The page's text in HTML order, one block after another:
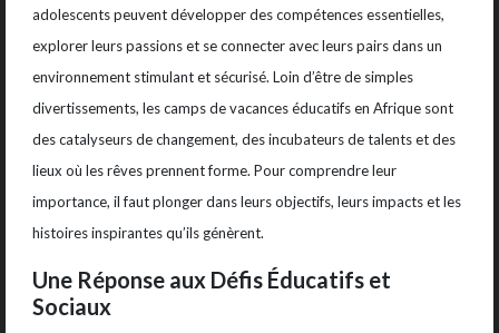
adolescents peuvent développer des compétences essentielles,
explorer leurs passions et se connecter avec leurs pairs dans un
environnement stimulant et sécurisé. Loin d’être de simples
divertissements, les camps de vacances éducatifs en Afrique sont
des catalyseurs de changement, des incubateurs de talents et des
lieux où les rêves prennent forme. Pour comprendre leur
importance, il faut plonger dans leurs objectifs, leurs impacts et les
histoires inspirantes qu’ils génèrent.
Une Réponse aux Défis Éducatifs et
Sociaux